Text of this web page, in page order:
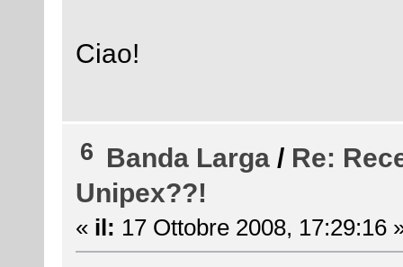
Ciao!
6 Banda Larga / Re:
Unipex??!
« il: 17 Ottobre 2008, 17:29:16